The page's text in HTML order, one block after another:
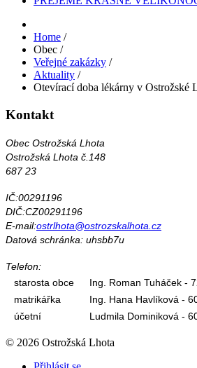
Home /
Obec /
Veřejné zakázky /
Aktuality /
Otevírací doba lékárny v Ostrožské
Kontakt
Obec Ostrožská Lhota
Ostrožská Lhota č.148
687 23
IČ:00291196
DIČ:CZ00291196
E-mail:ostrlhota@ostrozskalhota.cz
Datová schránka: uhsbb7u
Telefon:
starosta obce
Ing. Roman Tuháček -
matrikářka
Ing. Hana Havlíková -
účetní
Ludmila Dominiková -
© 2026 Ostrožská Lhota